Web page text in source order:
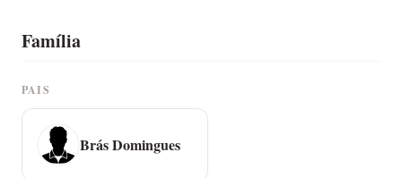
Família
PAIS
Brás Domingues